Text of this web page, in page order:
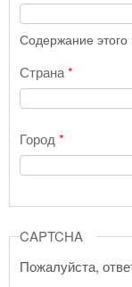
Содержание
Страна*
Город*
CAPTCHA
Пожалуйста,